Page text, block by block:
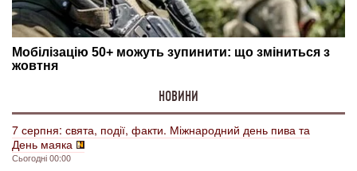
НОВИНИ
7 серпня: свята, події, факти. Міжнародний день пива та
День маяка
Сьогодні 00:00